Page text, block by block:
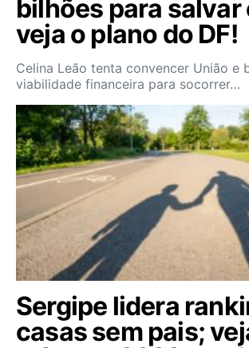
bilhões para salvar
veja o plano do DF!
Celina Leão tenta convencer União e
viabilidade financeira para socorrer…
Sergipe lidera
casas sem pais;